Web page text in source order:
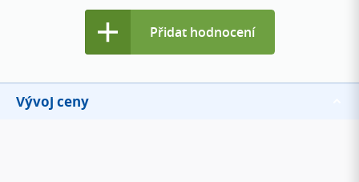
Přidat hodnocení
Vývoj ceny